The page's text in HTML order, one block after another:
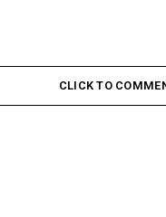
CLICK TO